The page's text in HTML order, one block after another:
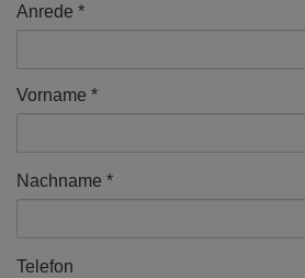
Anrede
Vorname
Nachname
Telefon